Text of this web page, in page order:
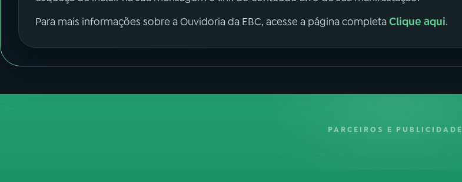
Para mais informações sobre a Ouvidoria da EBC, acesse a página completaClique aqui.
PARCEIROS E PUBLICIDADE